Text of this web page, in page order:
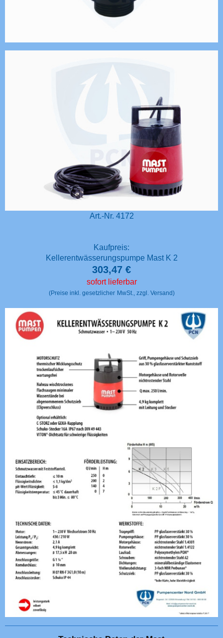
Art.-Nr. 4172
Kaufpreis:
Kellerentwässerungspumpe Mast K 2
303,47 €
sofort lieferbar
(Preise inkl. gesetzlicher MwSt., zzgl. Versand)